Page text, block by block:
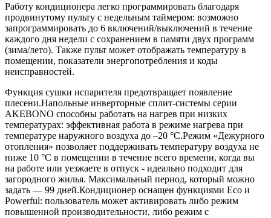
Работу кондиционера легко программировать благодаря
продвинутому пульту с недельным таймером: возможно
запрограммировать до 6 включений/выключений в течение
каждого дня недели с сохранением в памяти двух программ
(зима/лето). Также пульт может отображать температуру в
помещении, показатели энергопотребления и коды
неисправностей.
Функция сушки испарителя предотвращает появление
плесени.Напольные инверторные сплит-системы серии
AKEBONO способны работать на нагрев при низких
температурах: эффективная работа в режиме нагрева при
температуре наружного воздуха до –20 °C.Режим «Дежурного
отопления» позволяет поддерживать температуру воздуха не
ниже 10 °C в помещении в течение всего времени, когда вы
на работе или уезжаете в отпуск - идеально подходит для
загородного жилья. Максимальный период, который можно
задать — 99 дней.Кондиционер оснащен функциями Eco и
Powerful: пользователь может активировать либо режим
повышенной производительности, либо режим с